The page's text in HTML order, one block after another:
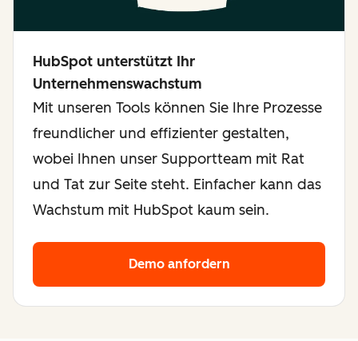
HubSpot unterstützt Ihr
Unternehmenswachstum
Mit unseren Tools können Sie Ihre Prozesse
freundlicher und effizienter gestalten,
wobei Ihnen unser Supportteam mit Rat
und Tat zur Seite steht. Einfacher kann das
Wachstum mit HubSpot kaum sein.
Demo anfordern